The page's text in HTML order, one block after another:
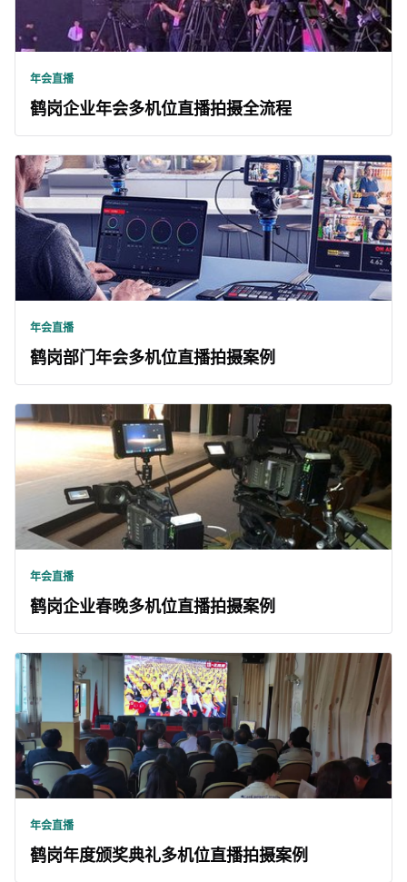
年会直播
鹤岗企业年会多机位直播拍摄全流程
年会直播
鹤岗部门年会多机位直播拍摄案例
年会直播
鹤岗企业春晚多机位直播拍摄案例
年会直播
鹤岗年度颁奖典礼多机位直播拍摄案例